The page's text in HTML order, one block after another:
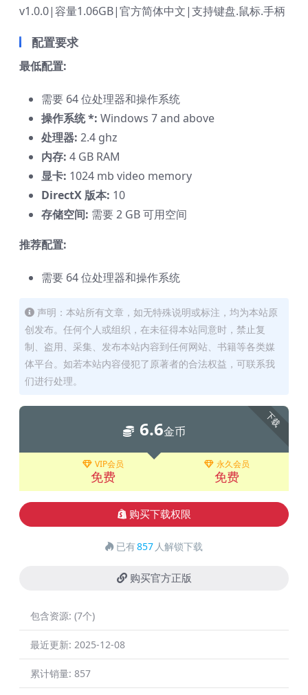
v1.0.0|容量1.06GB|官方简体中文|支持键盘.鼠标.手柄
配置要求
最低配置:
需要 64 位处理器和操作系统
操作系统 *: Windows 7 and above
处理器: 2.4 ghz
内存: 4 GB RAM
显卡: 1024 mb video memory
DirectX 版本: 10
存储空间: 需要 2 GB 可用空间
推荐配置:
需要 64 位处理器和操作系统
声明：本站所有文章，如无特殊说明或标注，均为本站原
创发布。任何个人或组织，在未征得本站同意时，禁止复
制、盗用、采集、发布本站内容到任何网站、书籍等各类媒
体平台。如若本站内容侵犯了原著者的合法权益，可联系我
们进行处理。
下载
6.6金币
VIP会员
免费
永久会员
免费
购买下载权限
已有857 人解锁下载
购买官方正版
包含资源: (7个)
最近更新: 2025-12-08
累计销量: 857